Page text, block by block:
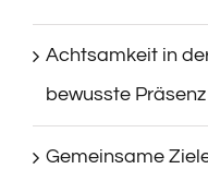
Achtsamkeit in
bewusste
Gemeinsame